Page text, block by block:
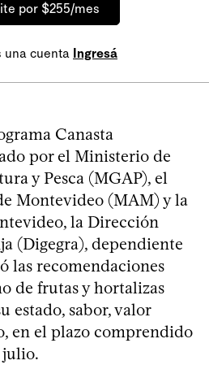
por $255/mes
una cuenta Ingresá
Canasta
por el Ministerio de
y Pesca (MGAP), el
Montevideo (MAM) y la
la Dirección
(Digegra), dependiente
las recomendaciones
de frutas y hortalizas
estado, sabor, valor
en el plazo comprendido
julio.